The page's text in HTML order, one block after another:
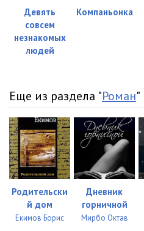
Глава 24. Среда
Глава 25. Среда
Глава 26. Среда
Глава 28. Среда
Глава 29. Среда
Глава 30. Среда
Глава 31. Среда
Глава 32. Среда
Глава 33. Четверг
Девять
совсем
незнакомых
людей
Компаньонка
Еще из раздела "Роман"
Родительски
й дом
Екимов Борис
Дневник
горничной
Мирбо Октав